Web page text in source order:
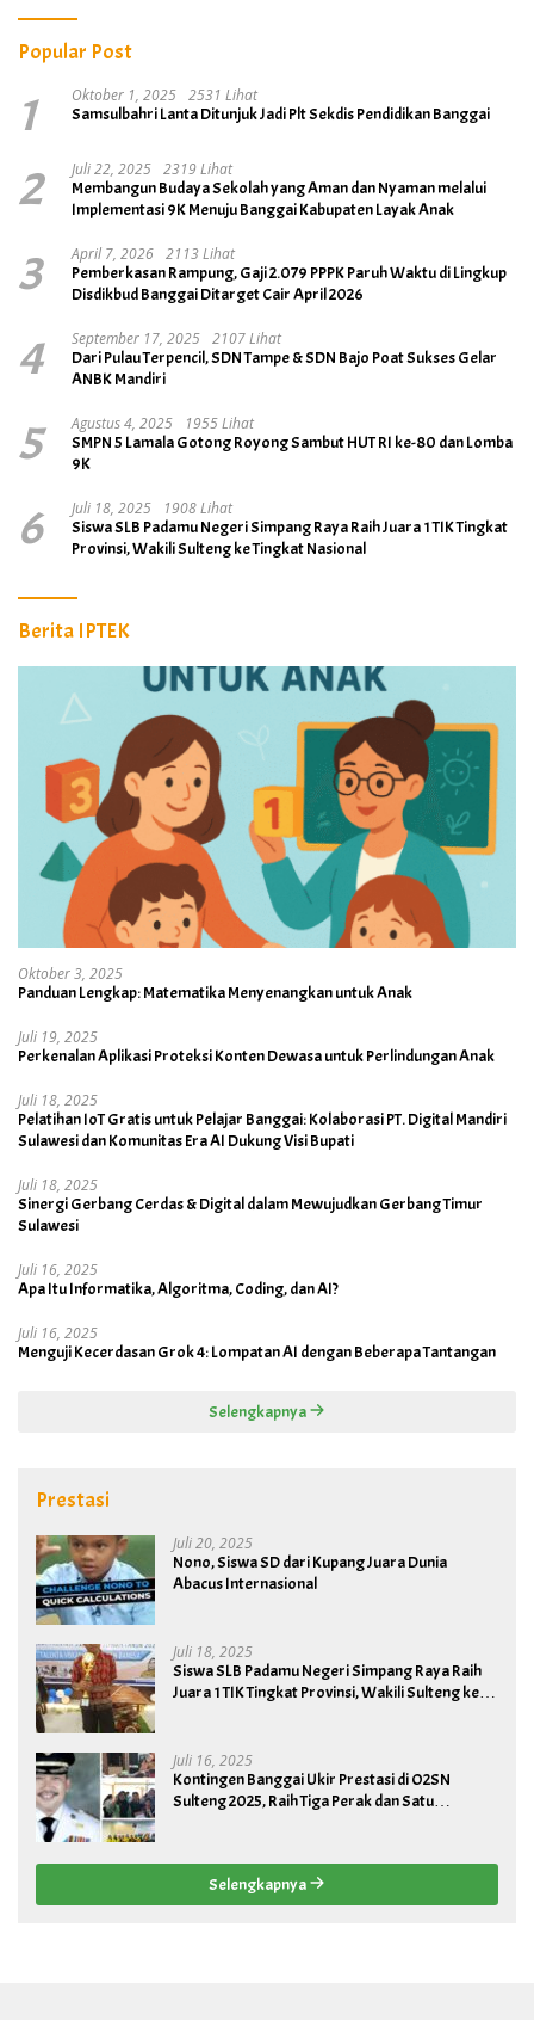
Popular Post
1 Oktober 1, 2025 2531 Lihat
Samsulbahri Lanta Ditunjuk Jadi Plt Sekdis Pendidikan Banggai
2 Juli 22, 2025 2319 Lihat
Membangun Budaya Sekolah yang Aman dan Nyaman melalui
Implementasi 9K Menuju Banggai Kabupaten Layak Anak
3 April 7, 2026 2113 Lihat
Pemberkasan Rampung, Gaji 2.079 PPPK Paruh Waktu di Lingkup
Disdikbud Banggai Ditarget Cair April 2026
4 September 17, 2025 2107 Lihat
Dari Pulau Terpencil, SDN Tampe & SDN Bajo Poat Sukses Gelar
ANBK Mandiri
5 Agustus 4, 2025
1955 Lihat
SMPN 5 Lamala Gotong Royong Sambut HUT RI ke-80 dan Lomba
9K
6 Juli 18, 2025
1908 Lihat
Siswa SLB Padamu Negeri Simpang Raya Raih Juara 1 TIK Tingkat
Provinsi, Wakili Sulteng ke Tingkat Nasional
Berita IPTEK
Oktober 3, 2025
Panduan Lengkap: Matematika Menyenangkan untuk Anak
Juli 19, 2025
Perkenalan Aplikasi Proteksi Konten Dewasa untuk Perlindungan Anak
Juli 18, 2025
Pelatihan IoT Gratis untuk Pelajar Banggai: Kolaborasi PT. Digital Mandiri
Sulawesi dan Komunitas Era AI Dukung Visi Bupati
Juli 18, 2025
Sinergi Gerbang Cerdas & Digital dalam Mewujudkan Gerbang Timur
Sulawesi
Juli 16, 2025
Apa Itu Informatika, Algoritma, Coding, dan AI?
Juli 16, 2025
Menguji Kecerdasan Grok 4: Lompatan AI dengan Beberapa Tantangan
Selengkapnya
Prestasi
Juli 20, 2025
Nono, Siswa SD dari Kupang Juara Dunia
Abacus Internasional
Juli 18, 2025
Siswa SLB Padamu Negeri Simpang Raya Raih
Juara 1 TIK Tingkat Provinsi, Wakili Sulteng ke
Juli 16, 2025
Kontingen Banggai Ukir Prestasi di O2SN
Sulteng 2025, Raih Tiga Perak dan Satu
Selengkapnya